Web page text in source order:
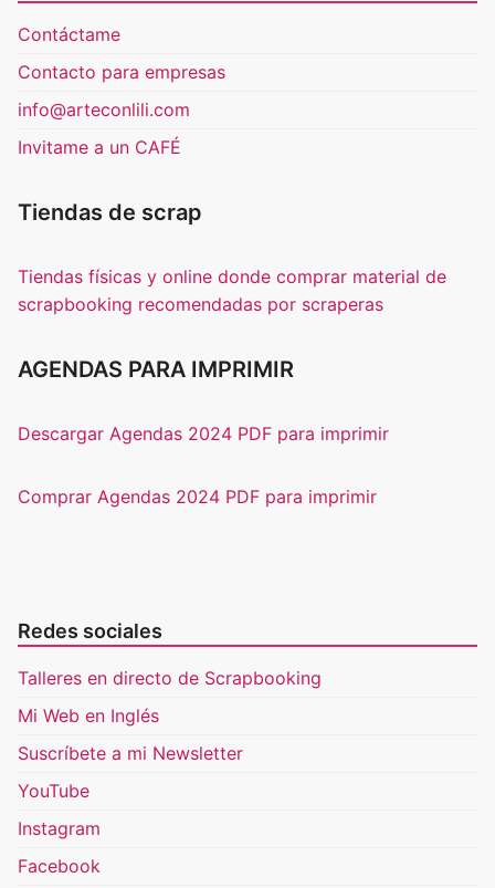
Contáctame
Contacto para empresas
info@arteconlili.com
Invitame a un CAFÉ
Tiendas de scrap
Tiendas físicas y online donde comprar material de
scrapbooking recomendadas por scraperas
AGENDAS PARA IMPRIMIR
Descargar Agendas 2024 PDF para imprimir
Comprar Agendas 2024 PDF para imprimir
Redes sociales
Talleres en directo de Scrapbooking
Mi Web en Inglés
Suscríbete a mi Newsletter
YouTube
Instagram
Facebook